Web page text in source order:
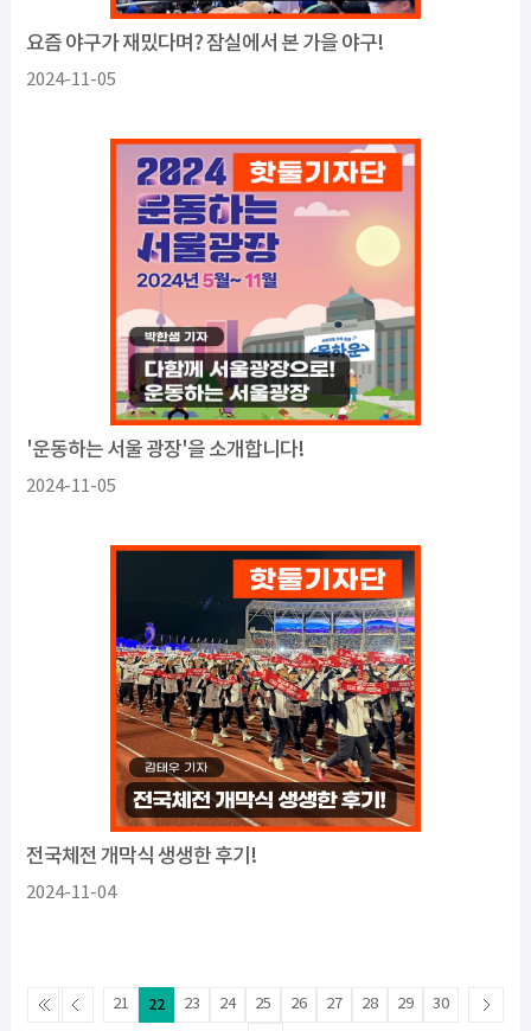
요즘 야구가 재밌다며? 잠실에서 본 가을 야구!
2024-11-05
'운동하는 서울 광장'을 소개합니다!
2024-11-05
전국체전 개막식 생생한 후기!
2024-11-04
21 22 23 24 25 26 27 28 29 30